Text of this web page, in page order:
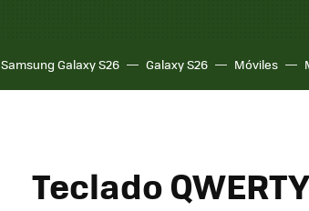
Samsung Galaxy S26 Galaxy S26 Móviles
Teclado